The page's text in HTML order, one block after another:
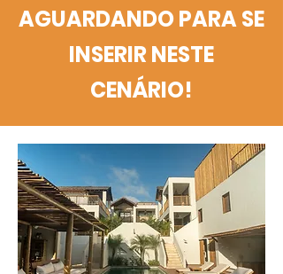
AGUARDANDO PARA SE
INSERIR NESTE
CENÁRIO!